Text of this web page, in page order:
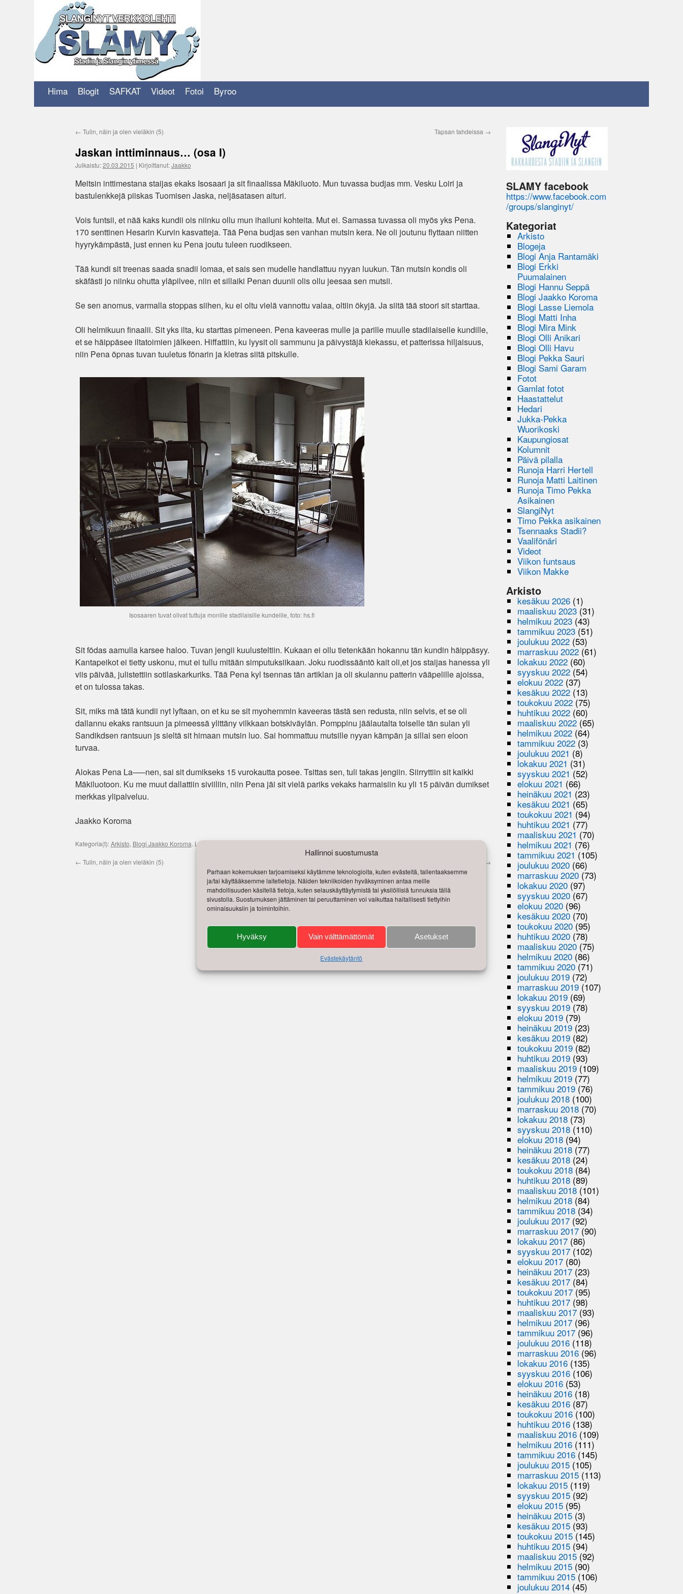
Hallinnoi suostumusta
Parhaan kokemuksen tarjoamiseksi käytämme teknologioita, kuten evästeitä, tallentaaksemme
ja/tai käyttääksemme laitetietoja. Näiden tekniikoiden hyväksyminen antaa meille
mahdollisuuden käsitellä tietoja, kuten selauskäyttäytymistä tai yksilöllisiä tunnuksia tällä
sivustolla. Suostumuksen jättäminen tai peruuttaminen voi vaikuttaa haitallisesti tiettyihin
ominaisuuksiin ja toimintoihin.
Hyväksy Vain välttämättömät Asetukset
Evästekäytäntö
Hima Blogit SAFKAT Videot Fotoi Byroo
← Tulin, näin ja olen vieläkin (5) Tapsan tahdeissa →
Jaskan inttiminnaus… (osa I)
Julkaistu:20.03.2015 | Kirjoittanut:Jaakko
Meitsin inttimestana staijas ekaks Isosaari ja sit finaalissa Mäkiluoto. Mun tuvassa budjas mm. Vesku Loiri ja
bastulenkkejä piiskas Tuomisen Jaska, neljäsatasen aituri.
Vois funtsii, et nää kaks kundii ois niinku ollu mun ihailuni kohteita. Mut ei. Samassa tuvassa oli myös yks Pena.
170 senttinen Hesarin Kurvin kasvatteja. Tää Pena budjas sen vanhan mutsin kera. Ne oli joutunu flyttaan niitten
hyyrykämpästä, just ennen ku Pena joutu tuleen ruodikseen.
Tää kundi sit treenas saada snadii lomaa, et sais sen mudelle handlattuu nyyan luukun. Tän mutsin kondis oli
skäfästi jo niinku ohutta yläpilvee, niin et sillaiki Penan duunii olis ollu jeesaa sen mutsii.
Se sen anomus, varmalla stoppas siihen, ku ei oltu vielä vannottu valaa, oltiin ökyjä. Ja siitä tää stoori sit starttaa.
Oli helmikuun finaalii. Sit yks ilta, ku starttas pimeneen. Pena kaveeras mulle ja parille muulle stadilaiselle kundille,
et se häippäsee iltatoimien jälkeen. Hiffattiin, ku lyysit oli sammunu ja päivystäjä kiekassu, et patterissa hiljaisuus,
niin Pena öpnas tuvan tuuletus fönarin ja kletras siitä pitskulle.
Isosaaren tuvat olivat tuttuja monille stadilaisille kundeille, foto: hs.fi
Sit födas aamulla karsee haloo. Tuvan jengii kuulusteltiin. Kukaan ei ollu tietenkään hokannu tän kundin häippäsyy.
Kantapeikot ei tietty uskonu, mut ei tullu mitään simputuksiikaan. Joku ruodissääntö kait oli,et jos staijas hanessa yli
viis päivää, julistettiin sotilaskarkuriks. Tää Pena kyl tsennas tän artiklan ja oli skulannu patterin vääpelille ajoissa,
et on tulossa takas.
Sit, miks mä tätä kundii nyt lyftaan, on et ku se sit myohemmin kaveeras tästä sen redusta, niin selvis, et se oli
dallannu ekaks rantsuun ja pimeessä ylittäny vilkkaan botskiväylän. Pomppinu jäälautalta toiselle tän sulan yli
Sandikdsen rantsuun js sieltä sit himaan mutsin luo. Sai hommattuu mutsille nyyan kämpän ja sillai sen eloon
turvaa.
Alokas Pena La—–nen, sai sit dumikseks 15 vurokautta posee. Tsittas sen, tuli takas jengiin. Siirryttiin sit kaikki
Mäkiluotoon. Ku me muut dallattiin siviiliin, niin Pena jäi sit vielä pariks vekaks harmaisiin ku yli 15 päivän dumikset
merkkas ylipalveluu.
Jaakko Koroma
Kategoria(t):Arkisto, Blogi Jaakko Koroma. Lisää
← Tulin, näin ja olen vieläkin (5) →
SLAMY facebook
https://www.facebook.com
/groups/slanginyt/
Kategoriat
Arkisto
Blogeja
Blogi Anja Rantamäki
Blogi Erkki
Puumalainen
Blogi Hannu Seppä
Blogi Jaakko Koroma
Blogi Lasse Liemola
Blogi Matti Inha
Blogi Mira Mink
Blogi Olli Anikari
Blogi Olli Havu
Blogi Pekka Sauri
Blogi Sami Garam
Fotot
Gamlat fotot
Haastattelut
Hedari
Jukka-Pekka
Wuorikoski
Kaupungiosat
Kolumnit
Päivä pilalla
Runoja Harri Hertell
Runoja Matti Laitinen
Runoja Timo Pekka
Asikainen
SlangiNyt
Timo Pekka asikainen
Tsennaaks Stadii?
Vaalifönäri
Videot
Viikon funtsaus
Viikon Makke
Arkisto
kesäkuu 2026 (1)
maaliskuu 2023 (31)
helmikuu 2023 (43)
tammikuu 2023(51)
joulukuu 2022 (53)
marraskuu 2022 (61)
lokakuu 2022 (60)
syyskuu 2022(54)
elokuu 2022 (37)
kesäkuu 2022 (13)
toukokuu 2022(75)
huhtikuu 2022 (60)
maaliskuu 2022 (65)
helmikuu 2022 (64)
tammikuu 2022(3)
joulukuu 2021 (8)
lokakuu 2021 (31)
syyskuu 2021 (52)
elokuu 2021 (66)
heinäkuu 2021 (23)
kesäkuu 2021 (65)
toukokuu 2021 (94)
huhtikuu 2021 (77)
maaliskuu 2021 (70)
helmikuu 2021 (76)
tammikuu 2021 (105)
joulukuu 2020 (66)
marraskuu 2020 (73)
lokakuu 2020 (97)
syyskuu 2020(67)
elokuu 2020 (96)
kesäkuu 2020 (70)
toukokuu 2020(95)
huhtikuu 2020 (78)
maaliskuu 2020 (75)
helmikuu 2020 (86)
tammikuu 2020(71)
joulukuu 2019 (72)
marraskuu 2019 (107)
lokakuu 2019 (69)
syyskuu 2019(78)
elokuu 2019 (79)
heinäkuu 2019 (23)
kesäkuu 2019 (82)
toukokuu 2019(82)
huhtikuu 2019 (93)
maaliskuu 2019 (109)
helmikuu 2019 (77)
tammikuu 2019(76)
joulukuu 2018 (100)
marraskuu 2018 (70)
lokakuu 2018 (73)
syyskuu 2018(110)
elokuu 2018 (94)
heinäkuu 2018 (77)
kesäkuu 2018 (24)
toukokuu 2018(84)
huhtikuu 2018 (89)
maaliskuu 2018 (101)
helmikuu 2018 (84)
tammikuu 2018(34)
joulukuu 2017 (92)
marraskuu 2017 (90)
lokakuu 2017 (86)
syyskuu 2017(102)
elokuu 2017 (80)
heinäkuu 2017 (23)
kesäkuu 2017 (84)
toukokuu 2017(95)
huhtikuu 2017 (98)
maaliskuu 2017 (93)
helmikuu 2017 (96)
tammikuu 2017(96)
joulukuu 2016 (118)
marraskuu 2016 (96)
lokakuu 2016 (135)
syyskuu 2016(106)
elokuu 2016 (53)
heinäkuu 2016 (18)
kesäkuu 2016 (87)
toukokuu 2016(100)
huhtikuu 2016 (138)
maaliskuu 2016 (109)
helmikuu 2016 (111)
tammikuu 2016(145)
joulukuu 2015 (105)
marraskuu 2015 (113)
lokakuu 2015 (119)
syyskuu 2015(92)
elokuu 2015 (95)
heinäkuu 2015 (3)
kesäkuu 2015 (93)
toukokuu 2015(145)
huhtikuu 2015 (94)
maaliskuu 2015 (92)
helmikuu 2015 (90)
tammikuu 2015(106)
joulukuu 2014 (45)